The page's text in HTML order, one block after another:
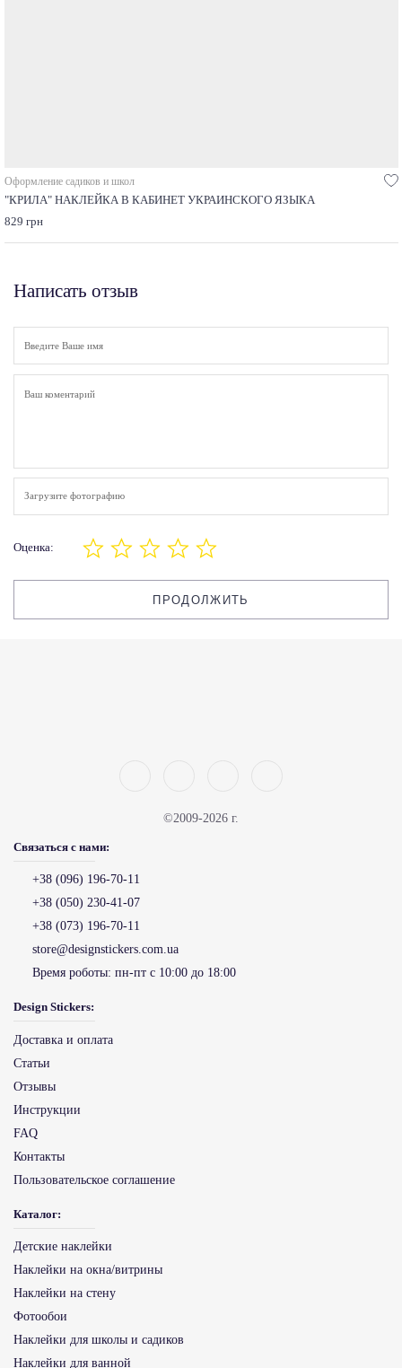
Оформление садиков и школ
"КРИЛА" НАКЛЕЙКА В КАБИНЕТ УКРАИНСКОГО ЯЗЫКА
829 грн
Написать отзыв
Загрузите фотографию
Оценка:
ПРОДОЛЖИТЬ
©2009-2026 г.
Связаться с нами:
+38 (096) 196-70-11
+38 (050) 230-41-07
+38 (073) 196-70-11
store@designstickers.com.ua
Время роботы: пн-пт с 10:00 до 18:00
Design Stickers:
Доставка и оплата
Статьи
Отзывы
Инструкции
FAQ
Контакты
Пользовательское соглашение
Каталог:
Детские наклейки
Наклейки на окна/витрины
Наклейки на стену
Фотообои
Наклейки для школы и садиков
Наклейки для ванной